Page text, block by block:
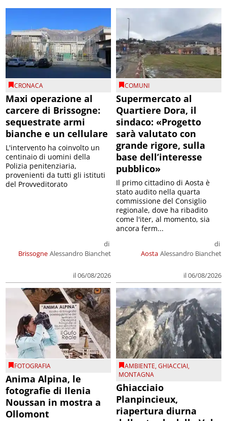
CRONACA
Maxi operazione al
carcere di Brissogne:
sequestrate armi
bianche e un cellulare
Brissogne
di
Alessandro Bianchet
il 06/08/2026
L'intervento ha coinvolto un
centinaio di uomini della
Polizia penitenziaria,
provenienti da tutti gli istituti
del Provveditorato
COMUNI
Supermercato al
Quartiere Dora, il
sindaco: «Progetto
sarà valutato con
grande rigore, sulla
base dell’interesse
pubblico»
Aosta
di
Alessandro Bianchet
il 06/08/2026
Il primo cittadino di Aosta è
stato audito nella quarta
commissione del Consiglio
regionale, dove ha ribadito
come l'iter, al momento, sia
ancora ferm...
FOTOGRAFIA
Anima Alpina, le
fotografie di Ilenia
Noussan in mostra a
Ollomont
AMBIENTE,GHIACCIAI,
MONTAGNA
Ghiacciaio
Planpincieux,
riapertura diurna